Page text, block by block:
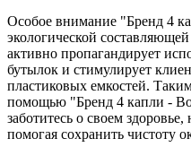
Особое внимание "Бренд 4
экологической
активно пропагандирует
бутылок и стимулирует
пластиковых емкостей.
помощью "Бренд 4 капли -
заботитесь о своем
помогая сохранить чистоту